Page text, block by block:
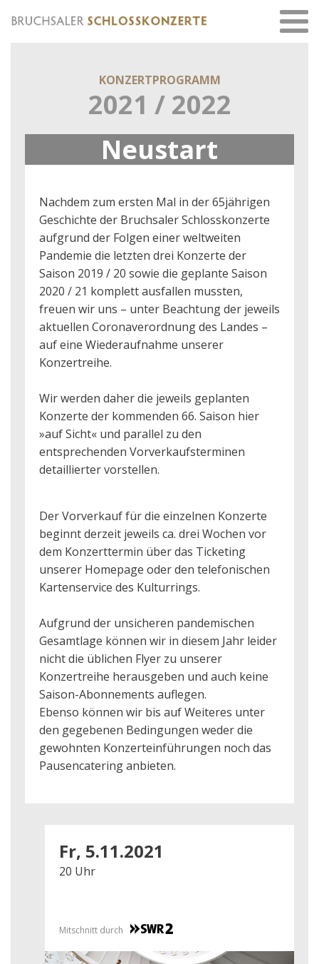
KONZERTPROGRAMM
2021 / 2022
Neustart
Nachdem zum ersten Mal in der 65jährigen
Geschichte der Bruchsaler Schlosskonzerte
aufgrund der Folgen einer weltweiten
Pandemie die letzten drei Konzerte der
Saison 2019 / 20 sowie die geplante Saison
2020 / 21 komplett ausfallen mussten,
freuen wir uns – unter Beachtung der jeweils
aktuellen Coronaverordnung des Landes –
auf eine Wiederaufnahme unserer
Konzertreihe.
Wir werden daher die jeweils geplanten
Konzerte der kommenden 66. Saison hier
»auf Sicht« und parallel zu den
entsprechenden Vorverkaufsterminen
detaillierter vorstellen.
Der Vorverkauf für die einzelnen Konzerte
beginnt derzeit jeweils ca. drei Wochen vor
dem Konzerttermin über das Ticketing
unserer Homepage oder den telefonischen
Kartenservice des Kulturrings.
Aufgrund der unsicheren pandemischen
Gesamtlage können wir in diesem Jahr leider
nicht die üblichen Flyer zu unserer
Konzertreihe herausgeben und auch keine
Saison-Abonnements auflegen.
Ebenso können wir bis auf Weiteres unter
den gegebenen Bedingungen weder die
gewohnten Konzerteinführungen noch das
Pausencatering anbieten.
Fr, 5.11.2021
20 Uhr
Mitschnitt durch